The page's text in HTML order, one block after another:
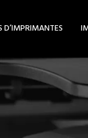
D’IMPRIMANTES